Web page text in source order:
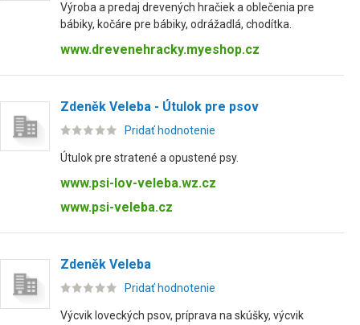
Výroba a predaj drevených hračiek a oblečenia pre
bábiky, kočáre pre bábiky, odrážadlá, chodítka.
www.drevenehracky.myeshop.cz
Zdeněk Veleba - Útulok pre psov
Pridať hodnotenie
Útulok pre stratené a opustené psy.
www.psi-lov-veleba.wz.cz
www.psi-veleba.cz
Zdeněk Veleba
Pridať hodnotenie
Výcvik loveckých psov, príprava na skúšky, výcvik